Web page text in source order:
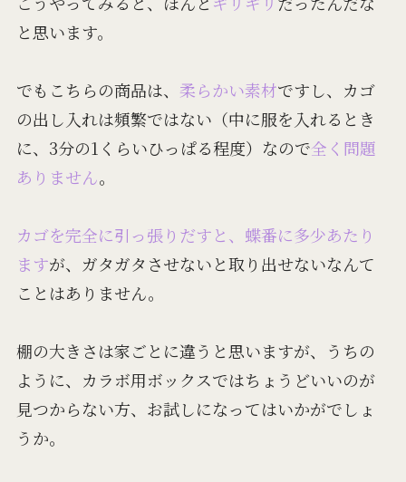
と思います。
でもこちらの商品は、 柔らかい素材ですし、カゴ
の出し入れは頻繁ではない（中に服を入れるとき
に、3分の1くらいひっぱる程度）なので全く問題
ありません。
カゴを完全に引っ張りだすと、蝶番に多少あたり
ますが、ガタガタさせないと取り出せないなんて
ことはありません。
棚の大きさは家ごとに違うと思いますが、うちの
ように、カラボ用ボックスではちょうどいいのが
見つからない方、お試しになってはいかがでしょ
うか。